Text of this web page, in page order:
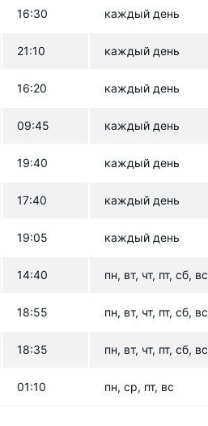
16:30 каждый день
21:10 каждый день
16:20 каждый день
09:45 каждый день
19:40 каждый день
17:40 каждый день
19:05 каждый день
14:40 пн, вт, чт, пт, сб, вс
18:55 пн, вт, чт, пт, сб, вс
18:35 пн, вт, чт, пт, сб, вс
01:10 пн, ср, пт, вс